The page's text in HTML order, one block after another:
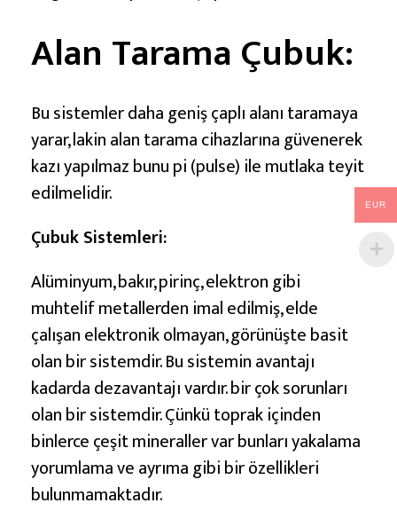
Alan Tarama Çubuk:
Bu sistemler daha geniş çaplı alanı taramaya
yarar, lakin alan tarama cihazlarına güvenerek
kazı yapılmaz bunu pi (pulse) ile mutlaka teyit
edilmelidir.
Çubuk Sistemleri:
Alüminyum, bakır, pirinç, elektron gibi
muhtelif metallerden imal edilmiş, elde
çalışan elektronik olmayan, görünüşte basit
olan bir sistemdir. Bu sistemin avantajı
kadarda dezavantajı vardır. bir çok sorunları
olan bir sistemdir. Çünkü toprak içinden
binlerce çeşit mineraller var bunları yakalama
yorumlama ve ayrıma gibi bir özellikleri
bulunmamaktadır.
EUR